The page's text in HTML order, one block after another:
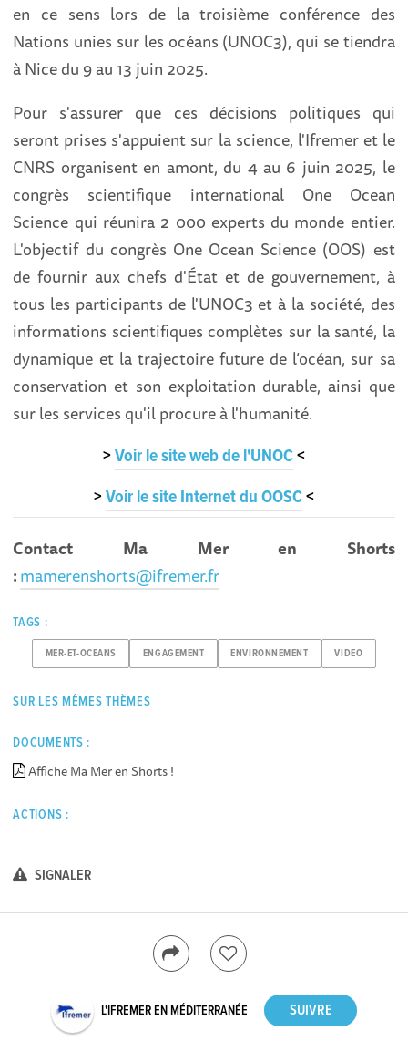
en ce sens lors de la troisième conférence des
Nations unies sur les océans (UNOC3), qui se tiendra
à Nice du 9 au 13 juin 2025.
Pour s'assurer que ces décisions politiques qui
seront prises s'appuient sur la science, l'Ifremer et le
CNRS organisent en amont, du 4 au 6 juin 2025, le
congrès scientifique international One Ocean
Science qui réunira 2 000 experts du monde entier.
L'objectif du congrès One Ocean Science (OOS) est
de fournir aux chefs d'État et de gouvernement, à
tous les participants de l'UNOC3 et à la société, des
informations scientifiques complètes sur la santé, la
dynamique et la trajectoire future de l’océan, sur sa
conservation et son exploitation durable, ainsi que
sur les services qu'il procure à l'humanité.
>Voir le site web de l'UNOC<
>Voir le site Internet du OOSC<
Contact Ma Mer en Shorts
:mamerenshorts@ifremer.fr
TAGS :
MER-ET-OCEANS ENGAGEMENT ENVIRONNEMENT VIDEO
SUR LES MÊMES THÈMES
DOCUMENTS :
Affiche Ma Mer en Shorts !
ACTIONS :
SIGNALER
L'IFREMER EN MÉDITERRANÉE